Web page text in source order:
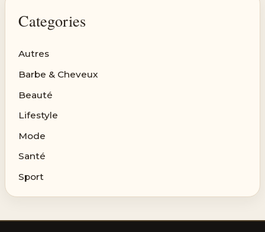
Categories
Autres
Barbe & Cheveux
Beauté
Lifestyle
Mode
Santé
Sport